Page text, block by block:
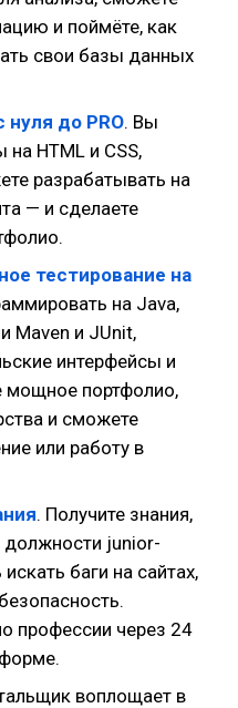
и поймёте, как
свои базы данных
нуля до PRO. Вы
на HTML и CSS,
разрабатывать на
— и сделаете
тестирование на
на Java,
Maven и JUnit,
интерфейсы и
мощное портфолио,
и сможете
или работу в
. Получите знания,
должности junior-
баги на сайтах,
профессии через 24
воплощает в